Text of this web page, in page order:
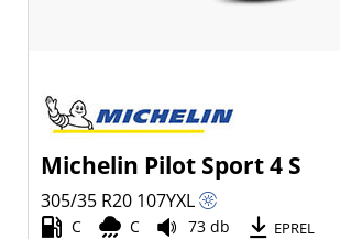
Michelin Pilot Sport 4 S
305/35 R20 107YXL
C C 73 db EPREL